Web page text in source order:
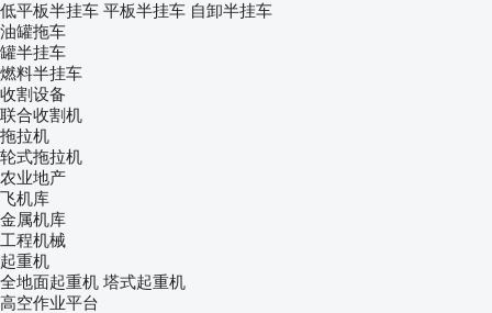
低平板半挂车 平板半挂车 自卸半挂车
油罐拖车
罐半挂车
燃料半挂车
收割设备
联合收割机
拖拉机
轮式拖拉机
农业地产
飞机库
金属机库
工程机械
起重机
全地面起重机 塔式起重机
高空作业平台